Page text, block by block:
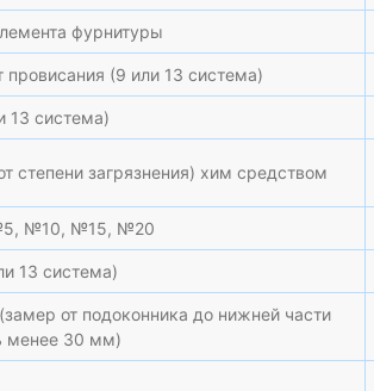
фурнитуры
провисания (9 или 13 система)
13 система)
степени загрязнения) хим средством
№10, №15, №20
13 система)
от подоконника до нижней части
менее 30 мм)